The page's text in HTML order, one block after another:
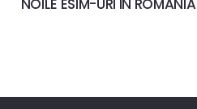
NOILE ESIM-URI IN ROMANIA